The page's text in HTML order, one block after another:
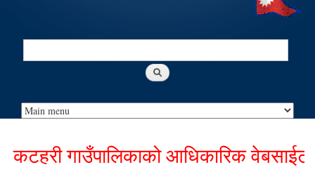
Search
गाउँपालिकाको आधिकारिक वेबसाईटमा